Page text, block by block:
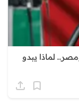
لماذا يبدو